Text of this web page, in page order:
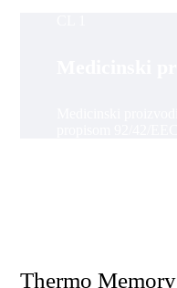
Thermo Memory